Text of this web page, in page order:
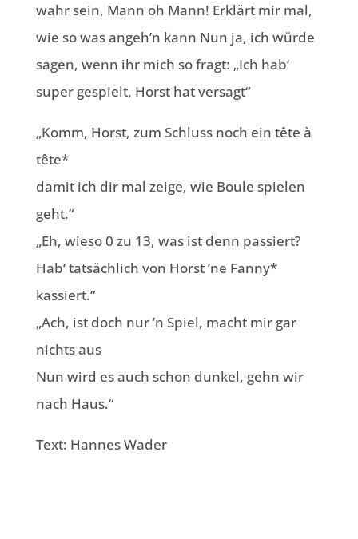
wahr sein, Mann oh Mann! Erklärt mir mal,
wie so was angeh’n kann Nun ja, ich würde
sagen, wenn ihr mich so fragt: „Ich hab‘
super gespielt, Horst hat versagt“
„Komm, Horst, zum Schluss noch ein tête à
tête*
damit ich dir mal zeige, wie Boule spielen
geht.“
„Eh, wieso 0 zu 13, was ist denn passiert?
Hab‘ tatsächlich von Horst ’ne Fanny*
kassiert.“
„Ach, ist doch nur ’n Spiel, macht mir gar
nichts aus
Nun wird es auch schon dunkel, gehn wir
nach Haus.“
Text: Hannes Wader